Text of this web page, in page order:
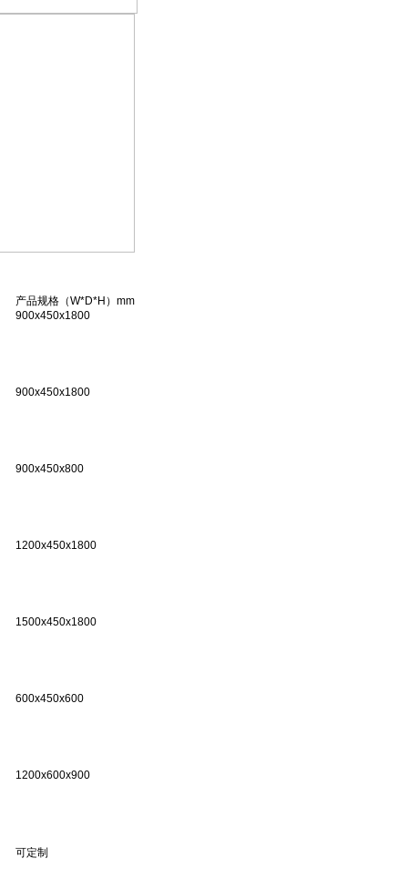
产品规格（W*D*H） mm
900x450x1800
900x450x1800
900x450x800
1200x450x1800
1500x450x1800
600x450x600
1200x600x900
可定制